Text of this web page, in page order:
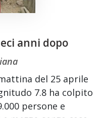
anni dopo
del 25 aprile
7.8 ha colpito
persone e